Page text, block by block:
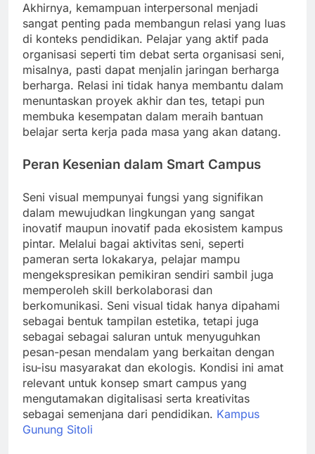
Akhirnya, kemampuan interpersonal menjadi
sangat penting pada membangun relasi yang luas
di konteks pendidikan. Pelajar yang aktif pada
organisasi seperti tim debat serta organisasi seni,
misalnya, pasti dapat menjalin jaringan berharga
berharga. Relasi ini tidak hanya membantu dalam
menuntaskan proyek akhir dan tes, tetapi pun
membuka kesempatan dalam meraih bantuan
belajar serta kerja pada masa yang akan datang.
Peran Kesenian dalam Smart Campus
Seni visual mempunyai fungsi yang signifikan
dalam mewujudkan lingkungan yang sangat
inovatif maupun inovatif pada ekosistem kampus
pintar. Melalui bagai aktivitas seni, seperti
pameran serta lokakarya, pelajar mampu
mengekspresikan pemikiran sendiri sambil juga
memperoleh skill berkolaborasi dan
berkomunikasi. Seni visual tidak hanya dipahami
sebagai bentuk tampilan estetika, tetapi juga
sebagai sebagai saluran untuk menyuguhkan
pesan-pesan mendalam yang berkaitan dengan
isu-isu masyarakat dan ekologis. Kondisi ini amat
relevant untuk konsep smart campus yang
mengutamakan digitalisasi serta kreativitas
sebagai semenjana dari pendidikan. Kampus
Gunung Sitoli